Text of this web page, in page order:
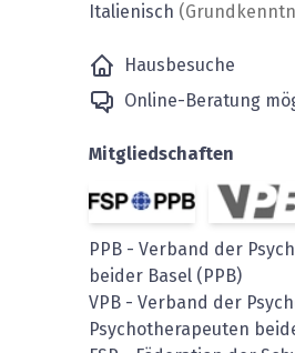
Italienisch (
Hausbesuche
Online-Beratung
Mitgliedschaften
PPB - Verband der
beider Basel (PPB)
VPB - Verband der
Psychotherapeuten